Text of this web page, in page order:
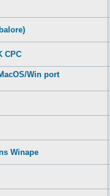
CPC
Win port
Winape